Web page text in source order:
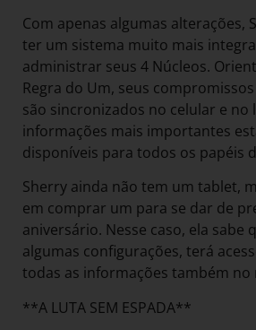
Com apenas algumas alterações,
ter um sistema muito mais
administrar seus 4 Núcleos.
Regra do Um, seus
são sincronizados no celular e no
informações mais importantes
disponíveis para todos os papéis
Sherry ainda não tem um tablet,
em comprar um para se dar de
aniversário. Nesse caso, ela sabe
algumas configurações, terá
todas as informações também no
**A LUTA SEM ESPADA**